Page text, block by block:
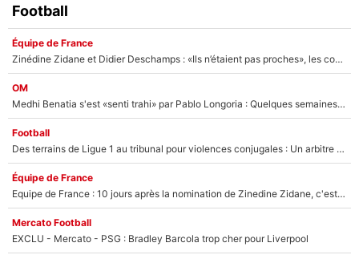
Football
Équipe de France
Zinédine Zidane et Didier Deschamps : «Ils n’étaient pas proches», les confidences d’un membre de l’équipe de France 1998 sur leur relation spéciale
OM
Medhi Benatia s'est «senti trahi» par Pablo Longoria : Quelques semaines après son départ, l'ancien directeur de football de l'OM règle ses comptes
Football
Des terrains de Ligue 1 au tribunal pour violences conjugales : Un arbitre français encourt une peine de 18 mois de prison !
Équipe de France
Equipe de France : 10 jours après la nomination de Zinedine Zidane, c'est au tour de son fils de prendre un nouveau départ !
Mercato Football
EXCLU - Mercato - PSG : Bradley Barcola trop cher pour Liverpool